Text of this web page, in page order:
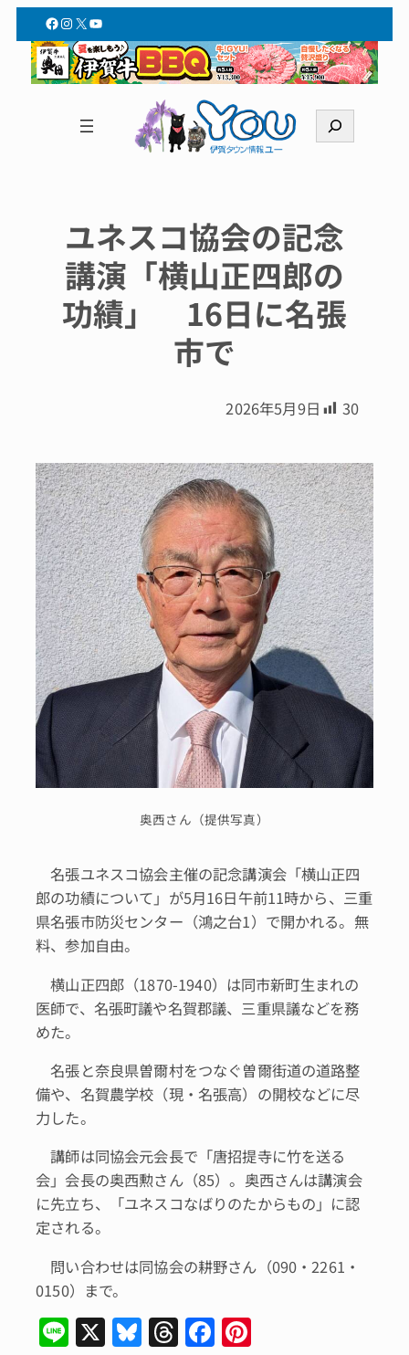
Facebook
Instagram
X YouTube
索
ユネスコ協会の記念
講演「横山正四郎の
功績」 16日に名張
市で
2026年5月9日 30
奥西さん（提供写真）
名張ユネスコ協会主催の記念講演会「横山正四
郎の功績について」が5月16日午前11時から、三重
県名張市防災センター（鴻之台1）で開かれる。無
料、参加自由。
横山正四郎（1870-1940）は同市新町生まれの
医師で、名張町議や名賀郡議、三重県議などを務
めた。
名張と奈良県曽爾村をつなぐ曽爾街道の道路整
備や、名賀農学校（現・名張高）の開校などに尽
力した。
講師は同協会元会長で「唐招提寺に竹を送る
会」会長の奥西勲さん（85）。奥西さんは講演会
に先立ち、「ユネスコなばりのたからもの」に認
定される。
問い合わせは同協会の耕野さん（090・2261・
0150）まで。
Li X Bl T F